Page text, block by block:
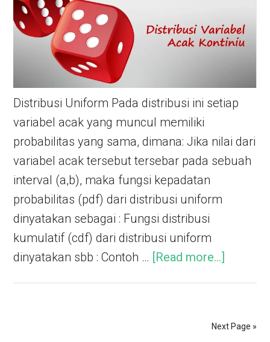
Distribusi Uniform Pada distribusi ini setiap
variabel acak yang muncul memiliki
probabilitas yang sama, dimana: Jika nilai dari
variabel acak tersebut tersebar pada sebuah
interval (a,b), maka fungsi kepadatan
probabilitas (pdf) dari distribusi uniform
dinyatakan sebagai : Fungsi distribusi
kumulatif (cdf) dari distribusi uniform
dinyatakan sbb : Contoh … [Read more...]
Next Page »